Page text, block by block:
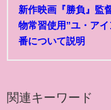
新作映画『勝負』監
物常習使用”ユ・アイ
番について説明
関連キーワード